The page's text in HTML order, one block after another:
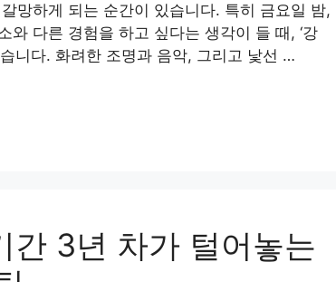
망하게 되는 순간이 있습니다. 특히 금요일 밤,
와 다른 경험을 하고 싶다는 생각이 들 때, ‘강
니다. 화려한 조명과 음악, 그리고 낯선 …
간 3년 차가 털어놓는